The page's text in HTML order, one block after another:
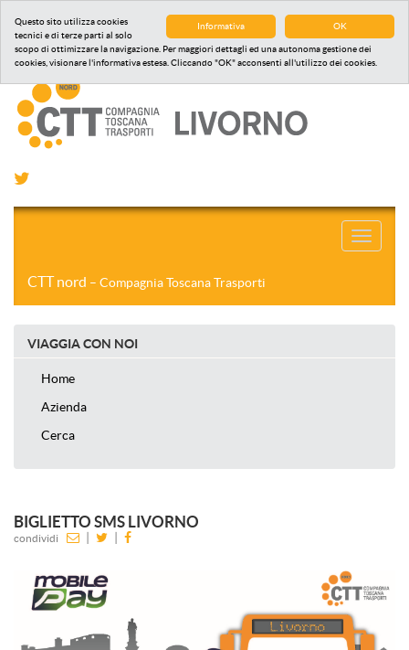
OK
Informativa
Questo sito utilizza cookies
tecnici e di terze parti al solo
scopo di ottimizzare la navigazione. Per maggiori dettagli ed una autonoma gestione dei
cookies, visionare l'informativa estesa. Cliccando "OK" acconsenti all'utilizzo dei cookies.
Toggle
CTT nord – Compagnia Toscana Trasporti
VIAGGIA CON NOI
Home
Azienda
Cerca
BIGLIETTO SMS LIVORNO
condividi